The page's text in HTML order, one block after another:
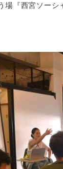
場『西宮ソー